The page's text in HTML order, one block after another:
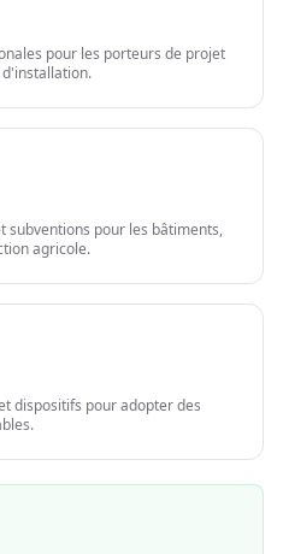
pour les porteurs de projet
subventions pour les bâtiments,
agricole.
dispositifs pour adopter des